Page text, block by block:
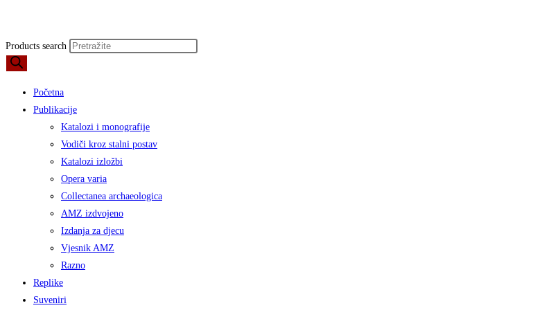
Products search
Početna
Publikacije
Katalozi i monografije
Vodiči kroz stalni postav
Katalozi izložbi
Opera varia
Collectanea archaeologica
AMZ izdvojeno
Izdanja za djecu
Vjesnik AMZ
Razno
Replike
Suveniri